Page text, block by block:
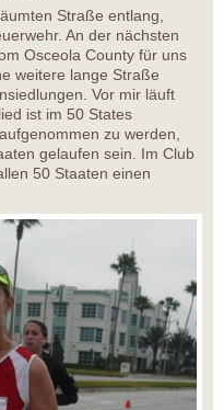
Straße entlang,
An der nächsten
Osceola County für uns
weitere lange Straße
Vor mir läuft
ist im 50 States
zu werden,
gelaufen sein. Im Club
50 Staaten einen